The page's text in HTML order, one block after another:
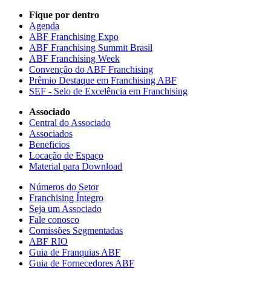
Fique por dentro
Agenda
ABF Franchising Expo
ABF Franchising Summit Brasil
ABF Franchising Week
Convenção do ABF Franchising
Prêmio Destaque em Franchising ABF
SEF - Selo de Excelência em Franchising
Associado
Central do Associado
Associados
Beneficios
Locação de Espaço
Material para Download
Números do Setor
Franchising Íntegro
Seja um Associado
Fale conosco
Comissões Segmentadas
ABF RIO
Guia de Franquias ABF
Guia de Fornecedores ABF